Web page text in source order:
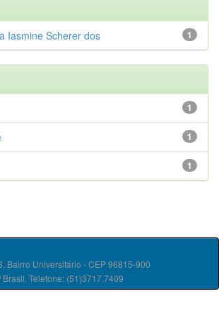
1
Iasmine Scherer dos
1
1
1
Bairro Universitário - CEP 96815-900
Telefone: (51)3717.7409